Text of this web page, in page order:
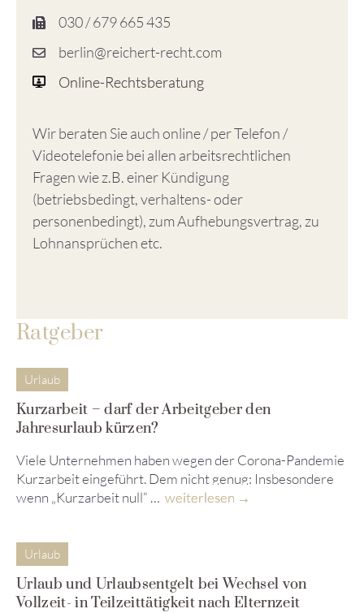
030 / 679 665 435
berlin@reichert-recht.com
Online-Rechtsberatung
Wir beraten Sie auch online / per Telefon /
Videotelefonie bei allen arbeitsrechtlichen
Fragen wie z.B. einer Kündigung
(betriebsbedingt, verhaltens- oder
personenbedingt), zum Aufhebungsvertrag, zu
Lohnansprüchen etc.
Ratgeber
Urlaub
Kurzarbeit – darf der Arbeitgeber den
Jahresurlaub kürzen?
Viele Unternehmen haben wegen der Corona-Pandemie
Kurzarbeit eingeführt. Dem nicht genug: Insbesondere
wenn „Kurzarbeit null“ … weiterlesen
Urlaub
Urlaub und Urlaubsentgelt bei Wechsel von
Vollzeit- in Teilzeittätigkeit nach Elternzeit